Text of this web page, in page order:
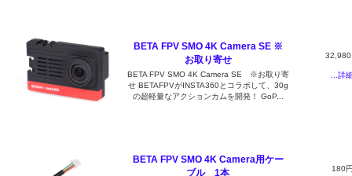
BETA FPV SMO 4K Camera SE ※
お取り寄せ
BETA FPV SMO 4K Camera SE ※お取り寄
せ BETAFPVがINSTA360とコラボして、30g
の超軽量なアクションカムを開発！ GoP...
32,980
...詳
BETA FPV SMO 4K Camera用ケー
ブル 1本
180